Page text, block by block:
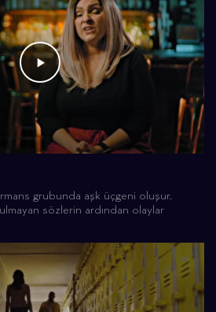
grubunda aşk üçgeni oluşur.
sözlerin ardından olaylar